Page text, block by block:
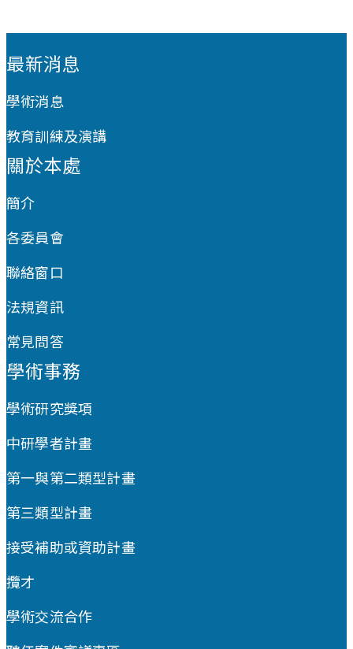
最新消息
學術消息
教育訓練及演講
關於本處
簡介
各委員會
聯絡窗口
法規資訊
常見問答
學術事務
學術研究獎項
中研學者計畫
第一與第二類型計畫
第三類型計畫
接受補助或資助計畫
攬才
學術交流合作